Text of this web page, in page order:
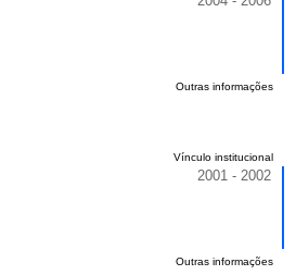
Outras informações
Vínculo institucional
2001 - 2002
Outras informações